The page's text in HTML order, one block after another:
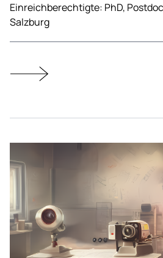
Einreichberechtigte: PhD,
Salzburg